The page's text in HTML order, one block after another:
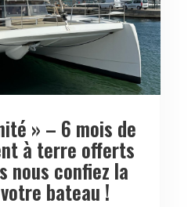
» – 6 mois de
à terre offerts
nous confiez la
bateau !